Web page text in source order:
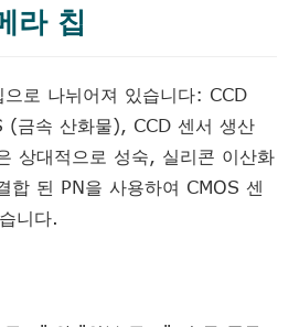
라 칩
로 나뉘어져 있습니다: CCD
(금속 산화물), CCD 센서 생산
상대적으로 성숙, 실리콘 이산화
합 된 PN을 사용하여 CMOS 센
니다.